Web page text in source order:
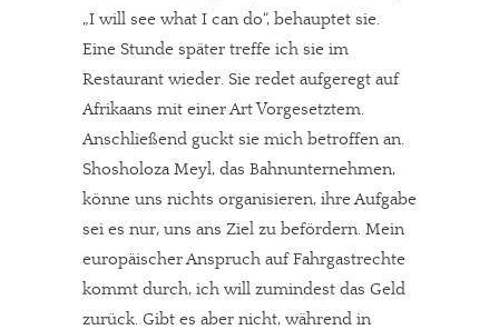
„I will see what I can do“, behauptet sie.
Eine Stunde später treffe ich sie im
Restaurant wieder. Sie redet aufgeregt auf
Afrikaans mit einer Art Vorgesetztem.
Anschließend guckt sie mich betroffen an.
Shosholoza Meyl, das Bahnunternehmen,
könne uns nichts organisieren, ihre Aufgabe
sei es nur, uns ans Ziel zu befördern. Mein
europäischer Anspruch auf Fahrgastrechte
kommt durch, ich will zumindest das Geld
zurück. Gibt es aber nicht, während in